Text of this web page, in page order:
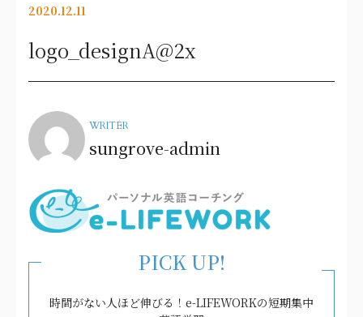
2020.12.11
logo_designA@2x
WRITER
sungrove-admin
PICK UP!
時間がない人ほど伸びる！e-LIFEWORKの短期集中